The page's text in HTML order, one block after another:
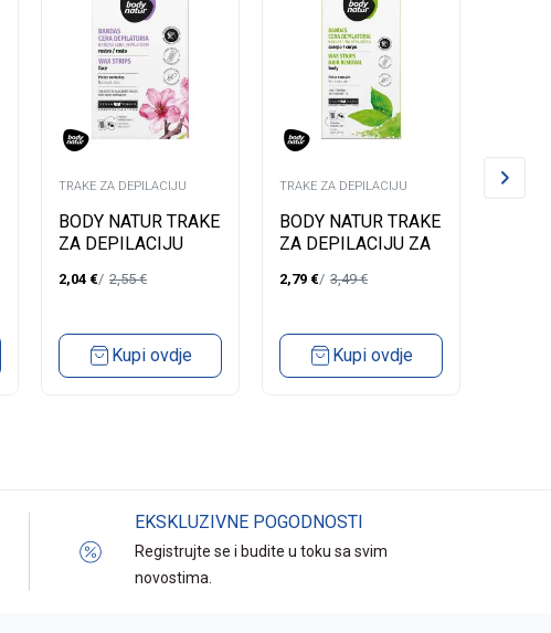
TRAKE ZA DEPILACIJU
BODY NATUR TRAKE
ZA DEPILACIJU
ALMOND OIL
2,04 € 2,55€
Kupi ovdje
TRAKE ZA DEPILACIJU
BODY NATUR TRAKE
ZA DEPILACIJU ZA
MATCHA TEA
2,79 € 3,49€
Kupi ovdje
TRAKE
EKSKLUZIVNE POGODNOSTI
Registrujte se i budite u toku sa svim
novostima.